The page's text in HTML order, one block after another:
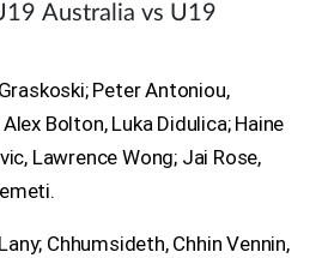
Australia vs U19
Peter Antoniou,
Bolton, Luka Didulica; Haine
Lawrence Wong; Jai Rose,
Chhumsideth, Chhin Vennin,